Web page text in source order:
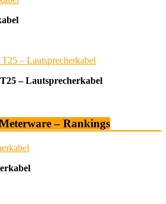
– Lautsprecherkabel
– Rankings